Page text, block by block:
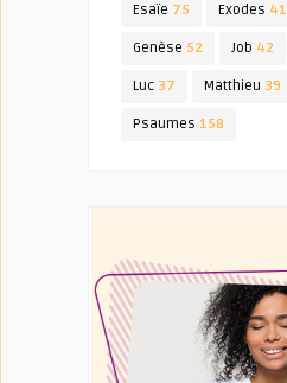
Esaïe 75 Exodes 41
Genèse 52 Job 42
Luc 37 Matthieu 39
Psaumes 158